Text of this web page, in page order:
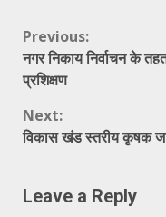
Continue
Reading
Previous:
नगर निकाय निर्वाचन के
प्रशिक्षण
Next:
विकास खंड स्तरीय कृषक
Leave a Reply